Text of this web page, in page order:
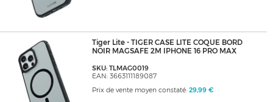
Tiger Lite - TIGER CASE LITE COQUE BORD
NOIR MAGSAFE 2M IPHONE 16 PRO MAX
SKU: TLMAG0019
EAN: 3663111189087
Prix de vente moyen constaté: 29,99 €